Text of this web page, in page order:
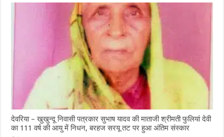
देवरिया – खुखुन्दू निवासी पत्रकार सुभाष यादव की माताजी श्रीमती फुलियां देवी
का 111 वर्ष की आयु में निधन, बरहज सरयू तट पर हुआ अंतिम संस्कार